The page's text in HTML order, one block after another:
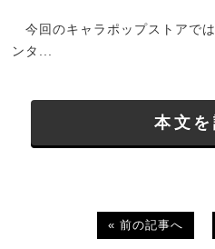
今回のキャラポップストアで
ンタ...
本文を
« 前の記事へ